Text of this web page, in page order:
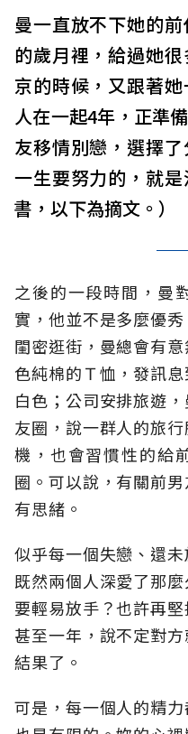
曼一直放不下她的
的歲月裡，給過她
京的時候，又跟著
人在一起4年，正準
友移情別戀，選擇
一生要努力的，就
書，以下為摘文。）
之後的一段時間，曼
實，他並不是多麼優
閨密逛街，曼總會有
色純棉的Ｔ恤，發訊
白色；公司安排旅遊
友圈，說一群人的旅
機，也會習慣性的給
圈。可以說，有關前
有思緒。
似乎每一個失戀、還
既然兩個人深愛了那
要輕易放手？也許再
甚至一年，說不定對
結果了。
可是，每一個人的精